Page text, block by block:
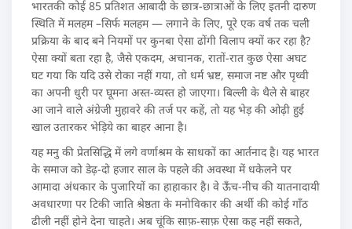
भारतकी कोई 85 प्रतिशत आबादी के छात्र-छात्राओं के लिए इतनी दारुण
स्थिति में मलहम –सिर्फ मलहम — लगाने के लिए, पूरे एक वर्ष तक चली
प्रक्रिया के बाद बने नियमों पर कुनबा ऐसा ढोंगी विलाप क्यों कर रहा है?
ऐसा क्यों बता रहा है, जैसे एकदम, अचानक, रातों-रात कुछ ऐसा अघट
घट गया कि यदि उसे रोका नहीं गया, तो धर्म भ्रष्ट, समाज नष्ट और पृथ्वी
का अपनी धुरी पर घूमना अस्त-व्यस्त हो जाएगा। बिल्ली के थैले से बाहर
आ जाने वाले अंग्रेजी मुहावरे की तर्ज पर कहें, तो यह भेड़ की ओढ़ी हुई
खाल उतारकर भेड़िये का बाहर आना है।
यह मनु की प्रेतसिद्धि में लगे वर्णाश्रम के साधकों का आर्तनाद है। यह भारत
के समाज को डेढ़-दो हजार साल के पहले की अवस्था में धकेलने पर
आमादा अंधकार के पुजारियों का हाहाकार है। वे ऊँच-नीच की यातनादायी
अवधारणा पर टिकी जाति श्रेष्ठता के मनोविकार की अर्थी की कोई गाँठ
ढीली नहीं होने देना चाहते। अब चूंकि साफ़-साफ़ ऐसा कह नहीं सकते,